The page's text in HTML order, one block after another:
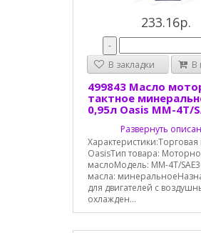
233.16р.
-
В закладки
В
499843 Масло
тактное
0,95л Oasis MM-4T/
Развернуть
Характеристики:Торговая
OasisТип товара:
маслоМодель: MM-4T/
масла:
для двигателей с
охлажден...